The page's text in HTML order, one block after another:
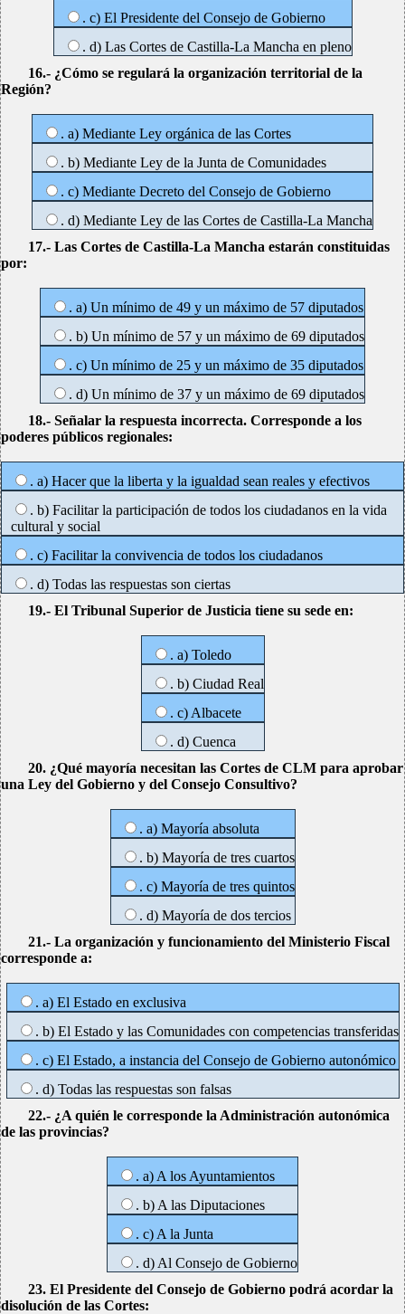
. c) El Presidente del Consejo de Gobierno
. d) Las Cortes de Castilla-La Mancha en pleno
16.- ¿Cómo se regulará la organización territorial de la
Región?
. a) Mediante Ley orgánica de las Cortes
. b) Mediante Ley de la Junta de Comunidades
. c) Mediante Decreto del Consejo de Gobierno
. d) Mediante Ley de las Cortes de Castilla-La Mancha
17.- Las Cortes de Castilla-La Mancha estarán constituidas
por:
. a) Un mínimo de 49 y un máximo de 57 diputados
. b) Un mínimo de 57 y un máximo de 69 diputados
. c) Un mínimo de 25 y un máximo de 35 diputados
. d) Un mínimo de 37 y un máximo de 69 diputados
18.- Señalar la respuesta incorrecta. Corresponde a los
poderes públicos regionales:
. a) Hacer que la liberta y la igualdad sean reales y efectivos
. b) Facilitar la participación de todos los ciudadanos en la vida
cultural y social
. c) Facilitar la convivencia de todos los ciudadanos
. d) Todas las respuestas son ciertas
19.- El Tribunal Superior de Justicia tiene su sede en:
. a) Toledo
. b) Ciudad Real
. c) Albacete
. d) Cuenca
20. ¿Qué mayoría necesitan las Cortes de CLM para aprobar
una Ley del Gobierno y del Consejo Consultivo?
. a) Mayoría absoluta
. b) Mayoría de tres cuartos
. c) Mayoría de tres quintos
. d) Mayoría de dos tercios
21.- La organización y funcionamiento del Ministerio Fiscal
corresponde a:
. a) El Estado en exclusiva
. b) El Estado y las Comunidades con competencias transferidas
. c) El Estado, a instancia del Consejo de Gobierno autonómico
. d) Todas las respuestas son falsas
22.- ¿A quién le corresponde la Administración autonómica
de las provincias?
. a) A los Ayuntamientos
. b) A las Diputaciones
. c) A la Junta
. d) Al Consejo de Gobierno
23. El Presidente del Consejo de Gobierno podrá acordar la
disolución de las Cortes: